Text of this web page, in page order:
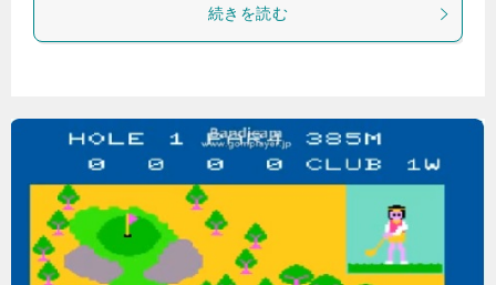
続きを読む